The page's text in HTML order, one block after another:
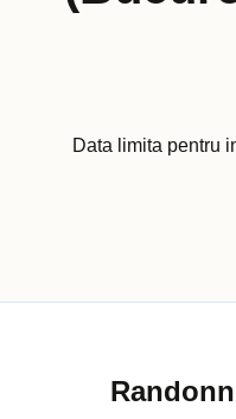
Data limita pentru